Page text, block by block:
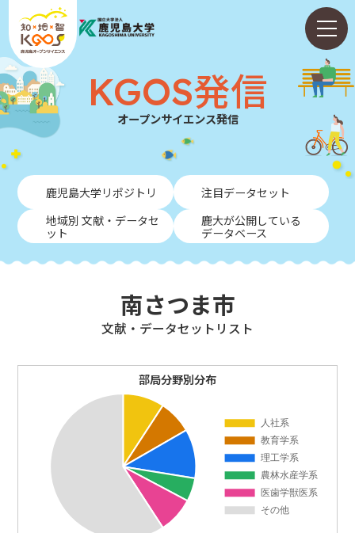
KGOS発信
オープンサイエンス発信
鹿児島大学リポジトリ
注目データセット
地域別 文献・データセ
ット
鹿大が公開している
データベース
南さつま市
⽂献・データセットリスト
部局分野別分布
ホーム
ABOUT
KGOS発信
NEWS
ENGLISH